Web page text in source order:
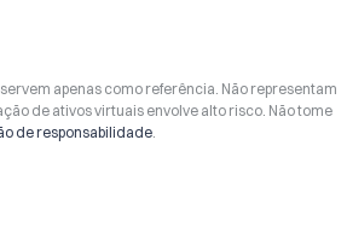
apenas como referência. Não representam
de ativos virtuais envolve alto risco. Não tome
de responsabilidade.